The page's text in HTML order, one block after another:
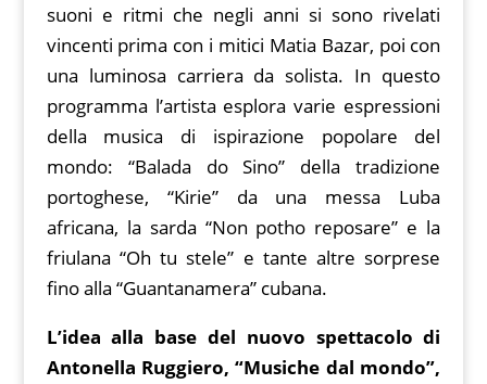
suoni e ritmi che negli anni si sono rivelati
vincenti prima con i mitici Matia Bazar, poi con
una luminosa carriera da solista. In questo
programma l’artista esplora varie espressioni
della musica di ispirazione popolare del
mondo: “Balada do Sino” della tradizione
portoghese, “Kirie” da una messa Luba
africana, la sarda “Non potho reposare” e la
friulana “Oh tu stele” e tante altre sorprese
fino alla “Guantanamera” cubana.
L’idea alla base del nuovo spettacolo di
Antonella Ruggiero, “Musiche dal mondo”,